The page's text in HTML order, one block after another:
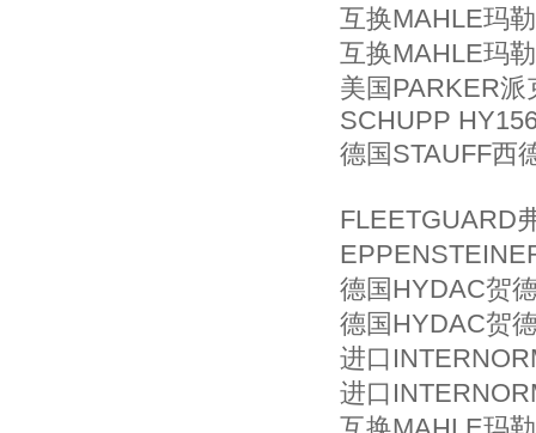
互换MAHLE玛
互换MAHLE玛
美国PARKER
SCHUPP
德国STAUFF西
FLEETGUARD
德国HYDAC贺
德国HYDAC贺
进口
进口